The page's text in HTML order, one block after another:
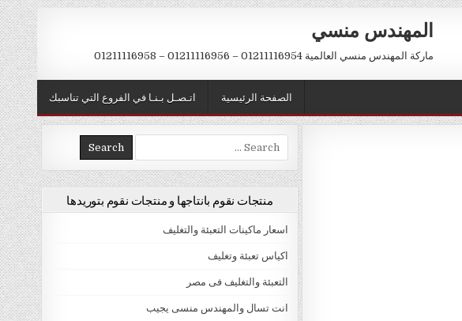
المهندس منسي
ماركة المهندس منسي العالمية 01211116954 – 01211116956 – 01211116958
اتـصـل بـنـا في الفروع التي تناسبك الصفحة الرئيسية
Search
for:
منتجات نقوم بانتاجها و منتجات نقوم بتوريدها
اسعار ماكينات التعبئة والتغليف
اكياس تعبئة وتغليف
التعبئة والتغليف فى مصر
انت تسال والمهندس منسى يجيب